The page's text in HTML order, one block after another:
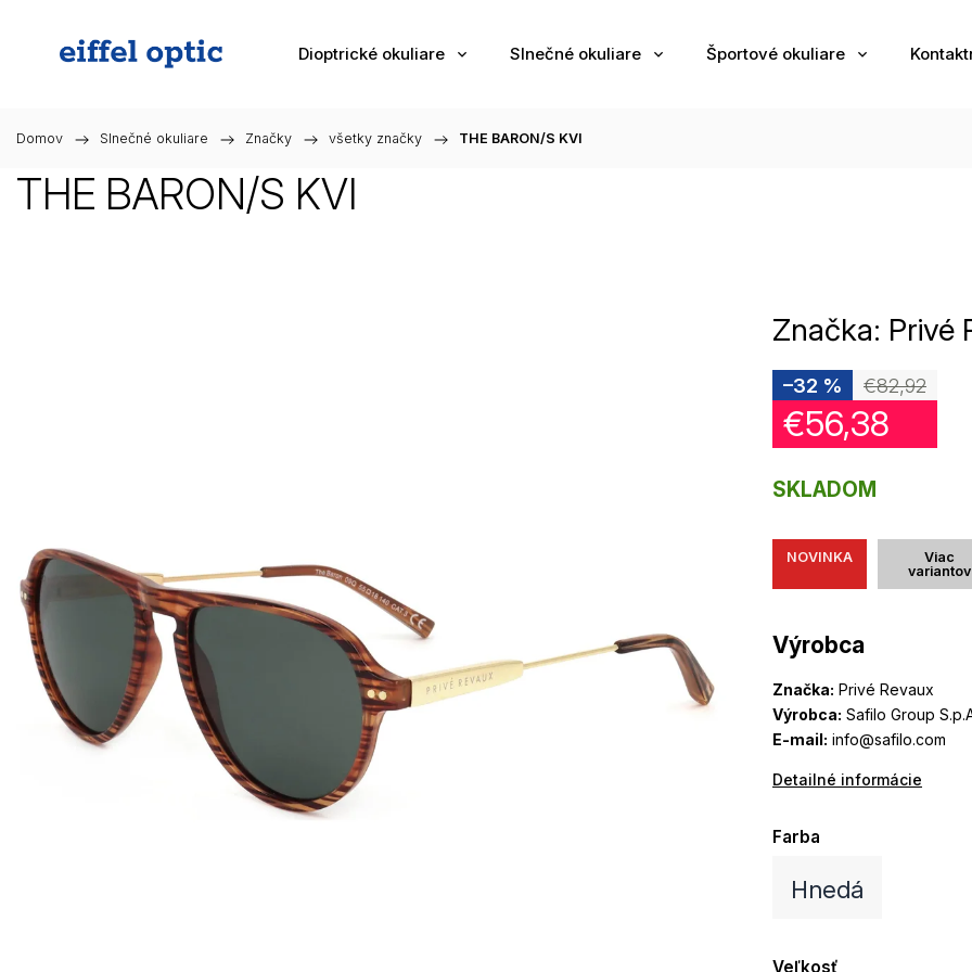
Dioptrické okuliare Slnečné okuliare Športové okuliare
Domov / Slnečné okuliare / Značky / všetky značky / THE BARON/S KVI
THE BARON/S KVI
Značka: Privé
€82,92
–32 %
€56,38
Výrobca
Značka: Privé Revaux
Výrobca: Safilo Group
E-mail: info@safilo.com
Detailné informácie
NOVINKA
Viac
variantov
Farba
Hnedá
Veľkosť
SKLADOM